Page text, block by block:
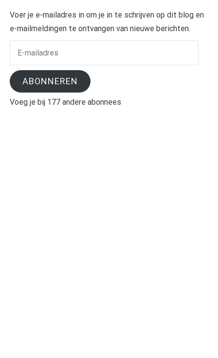
Voer je e-mailadres in om je in te schrijven op dit blog en
e-mailmeldingen te ontvangen van nieuwe berichten.
ABONNEREN
Voeg je bij 177 andere abonnees